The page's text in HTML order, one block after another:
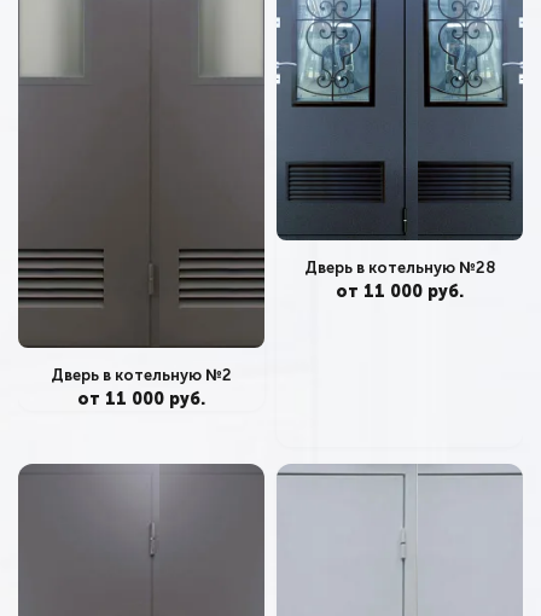
Дверь в котельную №2
от 11 000 руб.
Дверь в котельную №28
от 11 000 руб.